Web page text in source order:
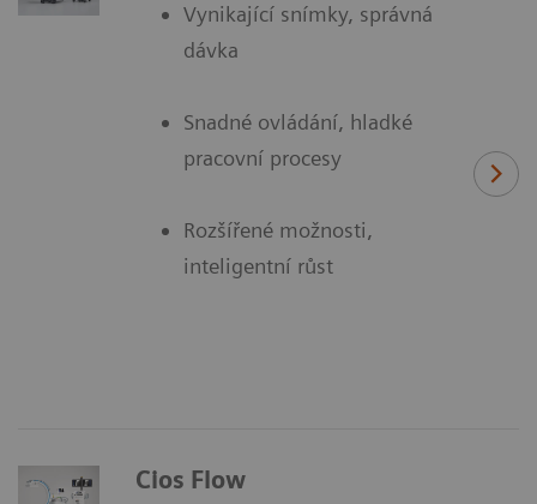
Vynikající snímky, správná
dávka
Snadné ovládání, hladké
pracovní procesy
Rozšířené možnosti,
inteligentní růst
Cios Flow